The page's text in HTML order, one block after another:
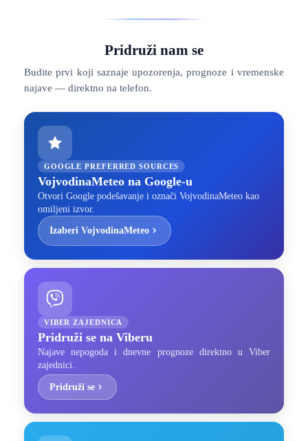
Pridruži nam se
Budite prvi koji saznaje upozorenja, prognoze i vremenske
najave — direktno na telefon.
GOOGLE PREFERRED SOURCES
VojvodinaMeteo na Google-u
Otvori Google podešavanje i označi VojvodinaMeteo kao
omiljeni izvor.
Izaberi VojvodinaMeteo
VIBER ZAJEDNICA
Pridruži se na Viberu
Najave nepogoda i dnevne prognoze direktno u Viber
zajednici.
Pridruži se